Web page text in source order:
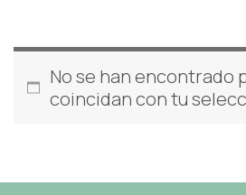
No se han encontrado
coincidan con tu